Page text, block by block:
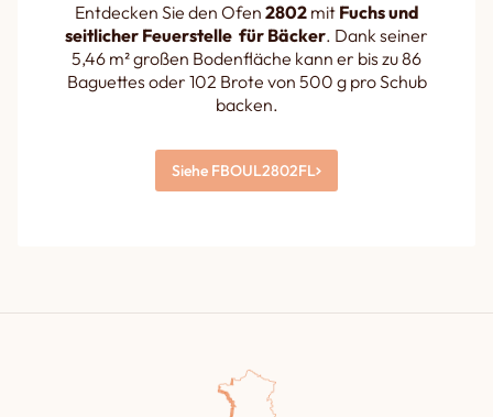
Entdecken Sie den Ofen 2802mit Fuchs und
seitlicher Feuerstelle für Bäcker. Dank seiner
5,46 m² großen Bodenfläche kann er bis zu 86
Baguettes oder 102 Brote von 500 g pro Schub
backen.
Siehe FBOUL2802FL